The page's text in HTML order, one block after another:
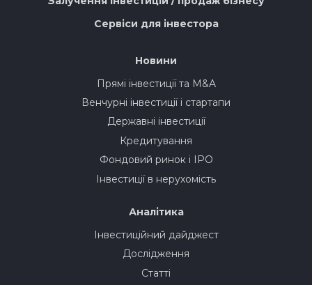
Сервіси для інвестора
Новини
Прямі інвестиції та M&A
Венчурні інвестиції і стартапи
Державні інвестиції
Кредитування
Фондовий ринок і IPO
Інвестиції в нерухомість
Аналітика
Інвестиційний дайджест
Дослідження
Статті